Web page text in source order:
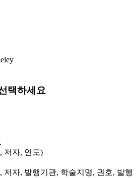
택하세요
저자, 연도)
저자, 발행기관, 학술지명, 권호, 발행